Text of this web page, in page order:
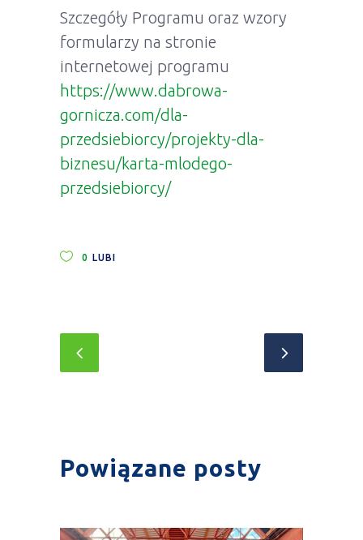
Szczegóły Programu oraz wzory
formularzy na stronie
internetowej programu
https://www.dabrowa-
gornicza.com/dla-
przedsiebiorcy/projekty-dla-
biznesu/karta-mlodego-
przedsiebiorcy/
0 LUBI
Powiązane posty